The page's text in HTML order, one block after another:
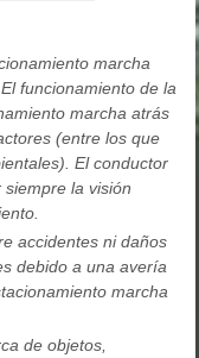
marcha
funcionamiento de la
marcha atrás
(entre los que
El conductor
la visión
accidentes ni daños
debido a una avería
marcha
de objetos,